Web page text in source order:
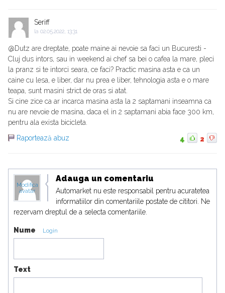
Seriff
la 02.05.2022, 13:31
@Dutz are dreptate, poate maine ai nevoie sa faci un Bucuresti -
Cluj dus intors, sau in weekend ai chef sa bei o cafea la mare, pleci
la pranz si te intorci seara, ce faci? Practic masina asta e ca un
caine cu lesa, e liber, dar nu prea e liber, tehnologia asta e o mare
teapa, sunt masini strict de oras si atat.
Si cine zice ca ar incarca masina asta la 2 saptamani inseamna ca
nu are nevoie de masina, daca el in 2 saptamani abia face 300 km,
pentru ala exista bicicleta.
Raportează abuz
4 2
Modifica
avatar
Adauga un comentariu
Automarket nu este responsabil pentru acuratetea
informatiilor din comentariile postate de cititori. Ne
rezervam dreptul de a selecta comentariile.
Nume Login
Text